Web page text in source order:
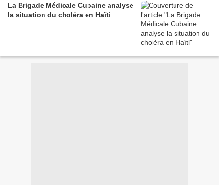
La Brigade Médicale Cubaine analyse
la situation du choléra en Haïti